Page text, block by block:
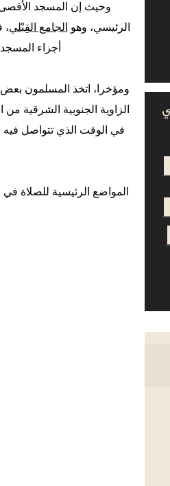
وحيث إن المسجد الأقصى
الرئيسي، وهو الجامع القِبْلي،
أجزاء
ومؤخرا، اتخذ المسلمون بعض
الزاوية الجنوبية الشرقية
في الوقت الذي تتواصل فيه
المواضع الرئيسية للصلاة